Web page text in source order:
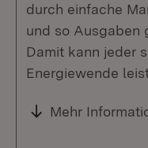
durch einfache
und so Ausgaben
Damit kann jeder
Energiewende
Mehr